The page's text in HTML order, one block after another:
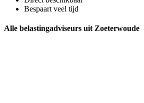
Bespaart veel tijd
Alle belastingadviseurs uit Zoeterwoude